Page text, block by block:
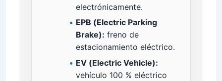
electrónicamente.
EPB (Electric Parking
Brake): freno de
estacionamiento eléctrico.
EV (Electric Vehicle):
vehículo 100 % eléctrico